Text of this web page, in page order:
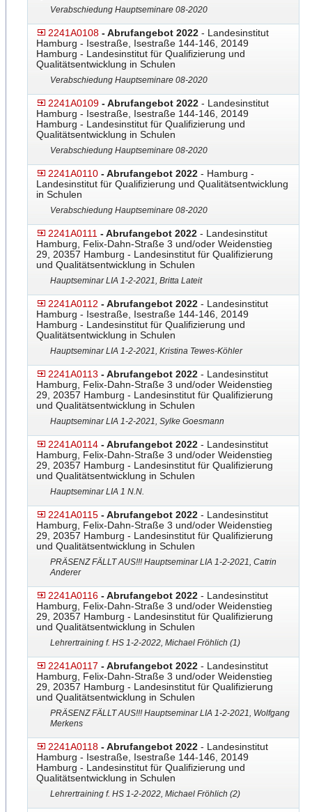
Verabschiedung Hauptseminare 08-2020
2241A0108 - Abrufangebot 2022 - Landesinstitut
Hamburg - Isestraße, Isestraße 144-146, 20149
Hamburg - Landesinstitut für Qualifizierung und
Qualitätsentwicklung in Schulen
Verabschiedung Hauptseminare 08-2020
2241A0109 - Abrufangebot 2022 - Landesinstitut
Hamburg - Isestraße, Isestraße 144-146, 20149
Hamburg - Landesinstitut für Qualifizierung und
Qualitätsentwicklung in Schulen
Verabschiedung Hauptseminare 08-2020
2241A0110 - Abrufangebot 2022 - Hamburg -
Landesinstitut für Qualifizierung und Qualitätsentwicklung
in Schulen
Verabschiedung Hauptseminare 08-2020
2241A0111 - Abrufangebot 2022 - Landesinstitut
Hamburg, Felix-Dahn-Straße 3 und/oder Weidenstieg
29, 20357 Hamburg - Landesinstitut für Qualifizierung
und Qualitätsentwicklung in Schulen
Hauptseminar LIA 1-2-2021, Britta Lateit
2241A0112 - Abrufangebot 2022 - Landesinstitut
Hamburg - Isestraße, Isestraße 144-146, 20149
Hamburg - Landesinstitut für Qualifizierung und
Qualitätsentwicklung in Schulen
Hauptseminar LIA 1-2-2021, Kristina Tewes-Köhler
2241A0113 - Abrufangebot 2022 - Landesinstitut
Hamburg, Felix-Dahn-Straße 3 und/oder Weidenstieg
29, 20357 Hamburg - Landesinstitut für Qualifizierung
und Qualitätsentwicklung in Schulen
Hauptseminar LIA 1-2-2021, Sylke Goesmann
2241A0114 - Abrufangebot 2022 - Landesinstitut
Hamburg, Felix-Dahn-Straße 3 und/oder Weidenstieg
29, 20357 Hamburg - Landesinstitut für Qualifizierung
und Qualitätsentwicklung in Schulen
Hauptseminar LIA 1 N.N.
2241A0115 - Abrufangebot 2022 - Landesinstitut
Hamburg, Felix-Dahn-Straße 3 und/oder Weidenstieg
29, 20357 Hamburg - Landesinstitut für Qualifizierung
und Qualitätsentwicklung in Schulen
PRÄSENZ FÄLLT AUS!!! Hauptseminar LIA 1-2-2021, Catrin
Anderer
2241A0116 - Abrufangebot 2022 - Landesinstitut
Hamburg, Felix-Dahn-Straße 3 und/oder Weidenstieg
29, 20357 Hamburg - Landesinstitut für Qualifizierung
und Qualitätsentwicklung in Schulen
Lehrertraining f. HS 1-2-2022, Michael Fröhlich (1)
2241A0117 - Abrufangebot 2022 - Landesinstitut
Hamburg, Felix-Dahn-Straße 3 und/oder Weidenstieg
29, 20357 Hamburg - Landesinstitut für Qualifizierung
und Qualitätsentwicklung in Schulen
PRÄSENZ FÄLLT AUS!!! Hauptseminar LIA 1-2-2021, Wolfgang
Merkens
2241A0118 - Abrufangebot 2022 - Landesinstitut
Hamburg - Isestraße, Isestraße 144-146, 20149
Hamburg - Landesinstitut für Qualifizierung und
Qualitätsentwicklung in Schulen
Lehrertraining f. HS 1-2-2022, Michael Fröhlich (2)